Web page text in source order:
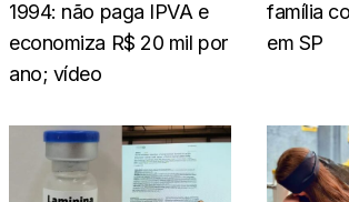
1994: não paga IPVA e
economiza R$ 20 mil por
ano; vídeo
família
em SP